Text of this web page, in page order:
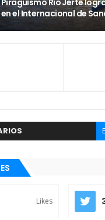
Piragüismo Río Jerte
el Internacional de
Likes